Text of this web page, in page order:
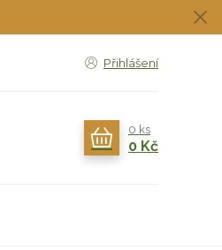
Přihlášení
0 ks
0 Kč